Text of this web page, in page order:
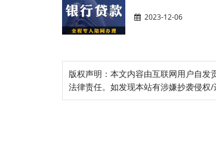
2023-12-06
版权声明：本文内容由互联网用户自
法律责任。如发现本站有涉嫌抄袭侵权